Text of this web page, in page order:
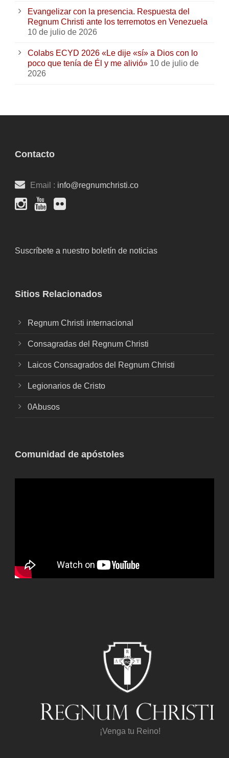
Evangelizar con la presencia. Respuesta del
Regnum Christi ante los terremotos en Venezuela
10 de julio de 2026
Colabs ECYD 2026 «Le dije «sí» a Dios con lo
poco que tenía de Él y me alivió» 10 de julio de
2026
Contacto
Email : info@regnumchristi.co
Suscríbete a nuestro boletín de noticias
Sitios Relacionados
Regnum Christi internacional
Consagradas del Regnum Christi
Laicos Consagrados del Regnum Christi
Legionarios de Cristo
0Abusos
Comunidad de apóstoles
¡Venga tu Reino!